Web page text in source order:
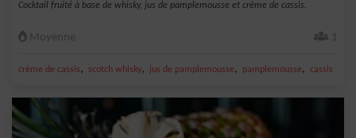
Cocktail fruité à base de whisky, jus de pamplemousse et crème de cassis.
Moyenne 1
crème de cassis, scotch whisky, jus de pamplemousse, pamplemousse, cassis